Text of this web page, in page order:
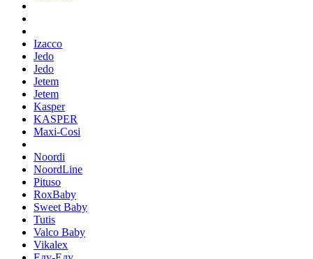
Izacco
Jedo
Jedo
Jetem
Jetem
Kasper
KASPER
Maxi-Cosi
Noordi
NoordLine
Pituso
RoxBaby
Sweet Baby
Tutis
Valco Baby
Vikalex